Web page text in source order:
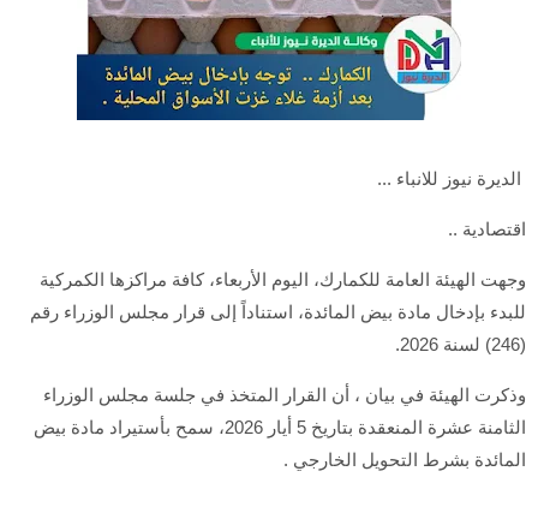
الديرة نيوز للانباء ...
اقتصادية ..
وجهت الهيئة العامة للكمارك، اليوم الأربعاء، كافة مراكزها الكمركية
للبدء بإدخال مادة بيض المائدة، استناداً إلى قرار مجلس الوزراء رقم
(246) لسنة 2026.
وذكرت الهيئة في بيان ، أن القرار المتخذ في جلسة مجلس الوزراء
الثامنة عشرة المنعقدة بتاريخ 5 أيار 2026، سمح بأستيراد مادة بيض
المائدة بشرط التحويل الخارجي .